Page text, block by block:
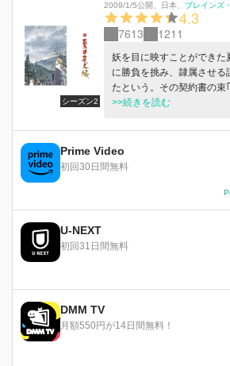
シーズン2
2009/1/5公開 日本 ブレインズ
4.3
7613 1211
妖を目に映すことができた
に勝負を挑み、隷属させ
たという。その契約書の束
の夏目貴志もまた、レイコ
妖怪・ニャンコ先生の力を
返していくことを決めた夏
想いをわかり始めた夏目の
>>続きを読む
Prime Video
初回30日間無料
U-NEXT
初回31日間無料
DMM TV
月額550円が14日間無料！